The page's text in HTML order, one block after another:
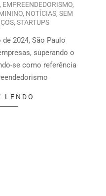
, EMPREENDEDORISMO,
, NOTÍCIAS, SEM
, STARTUPS
2024, São Paulo
superando o
se como referência
LENDO